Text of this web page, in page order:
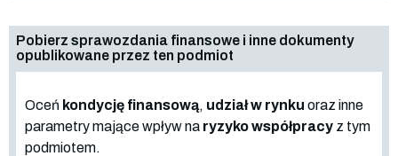
Pobierz sprawozdania finansowe i inne dokumenty
opublikowane przez ten podmiot
Oceń kondycję finansową, udział w rynku oraz inne
parametry mające wpływ na ryzyko współpracy z tym
podmiotem.